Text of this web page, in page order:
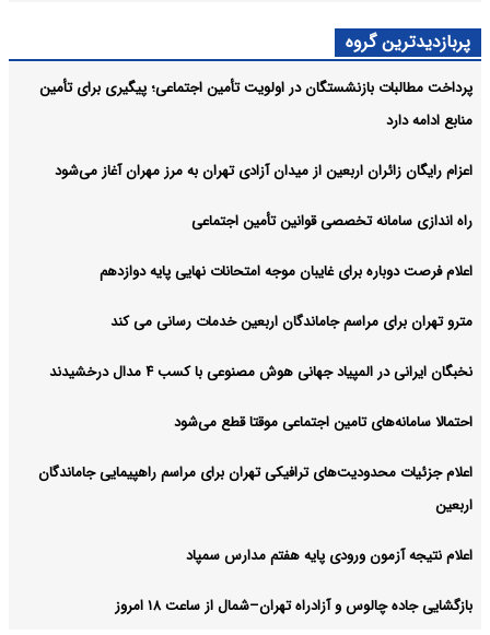
پربازدیدترین گروه
پرداخت مطالبات بازنشستگان در اولویت تأمین اجتماعی؛ پیگیری برای تأمین
منابع ادامه دارد
اعزام رایگان زائران اربعین از میدان آزادی تهران به مرز مهران آغاز می‌شود
راه اندازی سامانه تخصصی قوانین تأمین اجتماعی
اعلام فرصت دوباره برای غایبان موجه امتحانات نهایی پایه دوازدهم
مترو تهران برای مراسم جاماندگان اربعین خدمات رسانی می کند
نخبگان ایرانی در المپیاد جهانی هوش مصنوعی با کسب ۴ مدال درخشیدند
احتمالا سامانه‌های تامین اجتماعی موقتا قطع می‌شود
اعلام جزئیات محدودیت‌های ترافیکی تهران برای مراسم راهپیمایی جاماندگان
اربعین
اعلام نتیجه آزمون ورودی پایه هفتم مدارس سمپاد
بازگشایی جاده چالوس و آزادراه تهران–شمال از ساعت ۱۸ امروز